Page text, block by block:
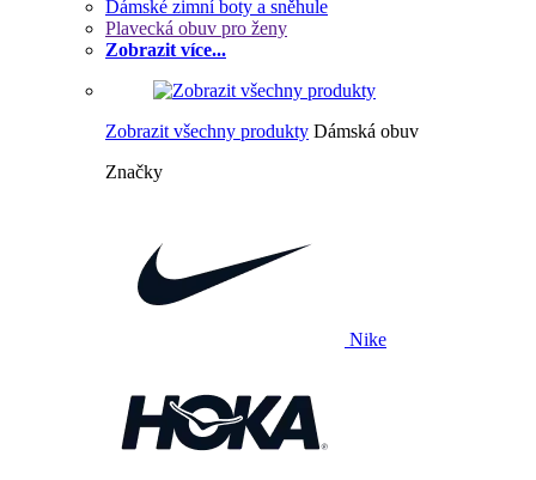
Dámské zimní boty a sněhule
Plavecká obuv pro ženy
Zobrazit více...
Zobrazit všechny produkty Dámská obuv
Značky
Nike